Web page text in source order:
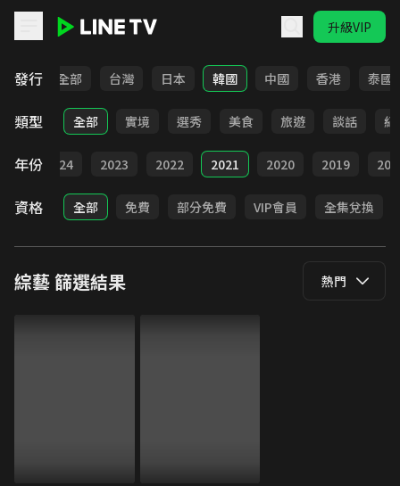
升級VIP
發行 全部 台灣 日本 韓國 中國 香港 泰國
類型 全部 實境 選秀 美食 旅遊 談話 紀
年份 2024 2023 2022 2021 2020 2019
資格 全部 免費 部分免費 VIP會員 全集兌換
綜藝篩選結果 熱門